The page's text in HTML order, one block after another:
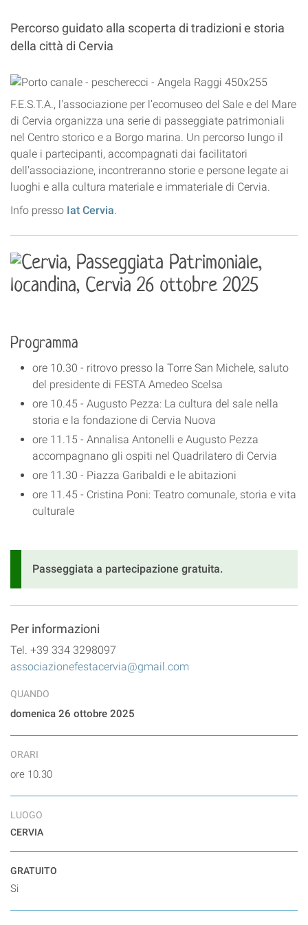
Percorso guidato alla scoperta di tradizioni e storia
della città di Cervia
F.E.S.T.A., l'associazione per l’ecomuseo del Sale e del Mare
di Cervia organizza una serie di passeggiate patrimoniali
nel Centro storico e a Borgo marina. Un percorso lungo il
quale i partecipanti, accompagnati dai facilitatori
dell'associazione, incontreranno storie e persone legate ai
luoghi e alla cultura materiale e immateriale di Cervia.
Info presso Iat Cervia
Programma
ore 10.30 - ritrovo presso la Torre San Michele, saluto
del presidente di FESTA Amedeo Scelsa
ore 10.45 - Augusto Pezza: La cultura del sale nella
storia e la fondazione di Cervia Nuova
ore 11.15 - Annalisa Antonelli e Augusto Pezza
accompagnano gli ospiti nel Quadrilatero di Cervia
ore 11.30 - Piazza Garibaldi e le abitazioni
ore 11.45 - Cristina Poni: Teatro comunale, storia e vita
culturale
Passeggiata a partecipazione gratuita.
Per informazioni
Tel. +39 334 3298097
associazionefestacervia@gmail.com
QUANDO
domenica 26 ottobre 2025
ORARI
ore 10.30
LUOGO
CERVIA
GRATUITO
Si